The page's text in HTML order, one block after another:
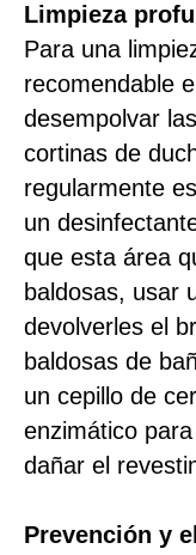
Limpieza
Para una
recomendable
desempolvar
cortinas de
regularmente
un
que esta área
baldosas, usar
devolverles el
baldosas de
un cepillo de
enzimático
dañar el
Prevención y